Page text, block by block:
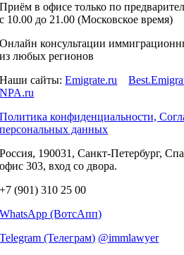
Приём в офисе только по
c 10.00 до 21.00 (Московское время)
Онлайн консультации
из любых регионов
Наши сайты:Emigrate.ru
NPA.ru
Политика конфиденциальности,
персональных данных
Россия, 190031, Санкт-Петербург,
офис 303, вход со двора.
+7 (901) 310 25 00
WhatsApp (ВотсАпп)
Telegram (Телеграм) @immlawyer